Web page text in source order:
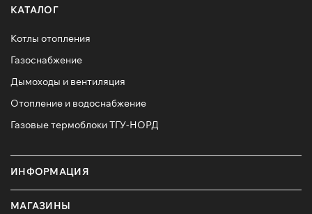
КАТАЛОГ
Котлы отопления
Газоснабжение
Дымоходы и вентиляция
Отопление и водоснабжение
Газовые термоблоки ТГУ-НОРД
ИНФОРМАЦИЯ
МАГАЗИНЫ